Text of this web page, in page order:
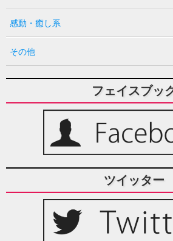
感動・癒し系
その他
フェイスブッ
ツイッター